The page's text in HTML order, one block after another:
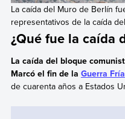
La caída del Muro de Berlín
representativos de la caída
¿Qué fue la caída
La caída del bloque
Marcó el fin de la Guerra Fría
de cuarenta años a Estados